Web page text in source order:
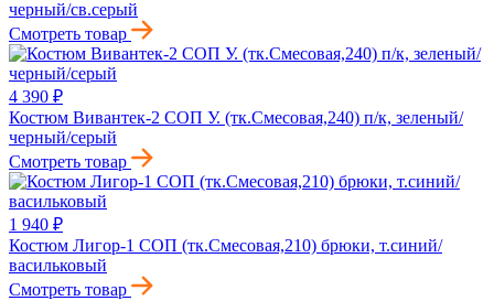
черный/св.серый
Смотреть товар
4 390 ₽
Костюм Вивантек-2 СОП У. (тк.Смесовая,240) п/к, зеленый/
черный/серый
Смотреть товар
1 940 ₽
Костюм Лигор-1 СОП (тк.Смесовая,210) брюки, т.синий/
васильковый
Смотреть товар